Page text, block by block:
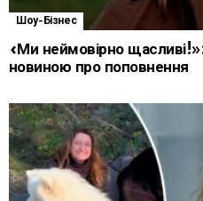
Шоу-Бізнес
«Ми неймовірно
новиною про поповнення